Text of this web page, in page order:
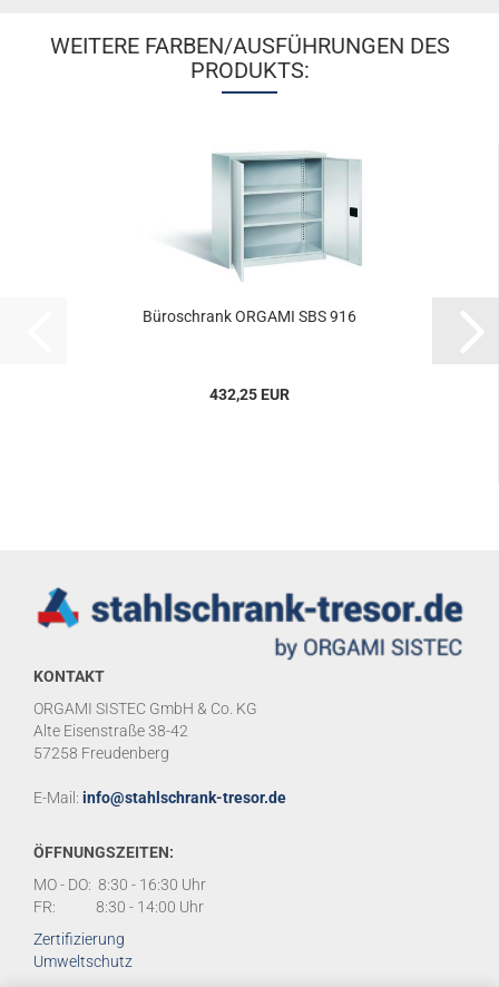
WEITERE FARBEN/AUSFÜHRUNGEN DES
PRODUKTS:
Bü­ro­schrank OR­GA­MI SBS 916
432,25 EUR
KONTAKT
ORGAMI SISTEC GmbH & Co. KG
Alte Eisenstraße 38-42
57258 Freudenberg
E-Mail: info@stahlschrank-tresor.de
ÖFFNUNGSZEITEN:
MO - DO: 8:30 - 16:30 Uhr
FR: 8:30 - 14:00 Uhr
Zertifizierung
Umweltschutz